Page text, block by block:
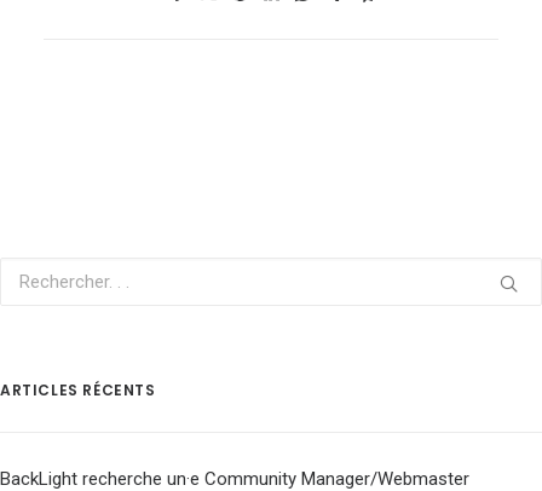
ARTICLES RÉCENTS
BackLight recherche un·e Community Manager/Webmaster